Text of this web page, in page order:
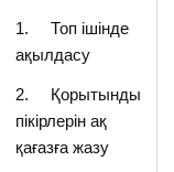
1. Топ ішінде
ақылдасу
2. Қорытынды
пікірлерін ақ
қағазға жазу